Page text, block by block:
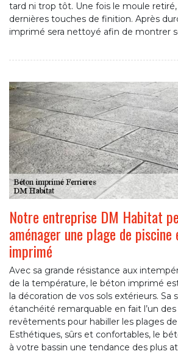
tard ni trop tôt. Une fois le moule
dernières touches de finition. Après
imprimé sera nettoyé afin de montrer
Notre entreprise DM Habitat
aménager une plage de piscine
imprimé
Avec sa grande résistance aux
de la température, le béton imprimé
la décoration de vos sols extérieurs. Sa
étanchéité remarquable en fait l’un
revêtements pour habiller les plages de
Esthétiques, sûrs et confortables, le
à votre bassin une tendance des plus